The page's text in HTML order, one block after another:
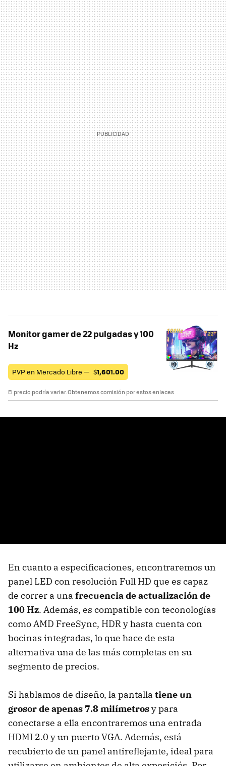
Monitor gamer de 22 pulgadas y 100
Hz
PVP en Mercado Libre — $1,601.00
El precio podría variar. Obtenemos comisión por estos enlaces
En cuanto a especificaciones, encontraremos un
panel LED con resolución Full HD que es capaz
de correr a una frecuencia de actualización de
100 Hz. Además, es compatible con teconologías
como AMD FreeSync, HDR y hasta cuenta con
bocinas integradas, lo que hace de esta
alternativa una de las más completas en su
segmento de precios.
Si hablamos de diseño, la pantalla tiene un
grosor de apenas 7.8 milímetrosy para
conectarse a ella encontraremos una entrada
HDMI 2.0 y un puerto VGA. Además, está
recubierto de un panel antireflejante, ideal para